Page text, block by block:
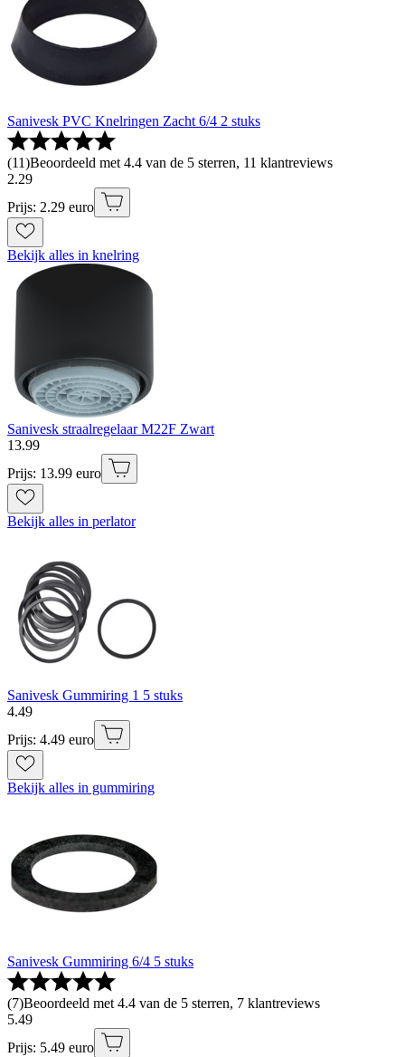
Sanivesk PVC Knelringen Zacht 6/4 2 stuks
(11)Beoordeeld met 4.4 van de 5 sterren, 11 klantreviews
2.29
Prijs: 2.29 euro
Bekijk alles in knelring
Sanivesk straalregelaar M22F Zwart
13.99
Prijs: 13.99 euro
Bekijk alles in perlator
Sanivesk Gummiring 1 5 stuks
4.49
Prijs: 4.49 euro
Bekijk alles in gummiring
Sanivesk Gummiring 6/4 5 stuks
(7)Beoordeeld met 4.4 van de 5 sterren, 7 klantreviews
5.49
Prijs: 5.49 euro